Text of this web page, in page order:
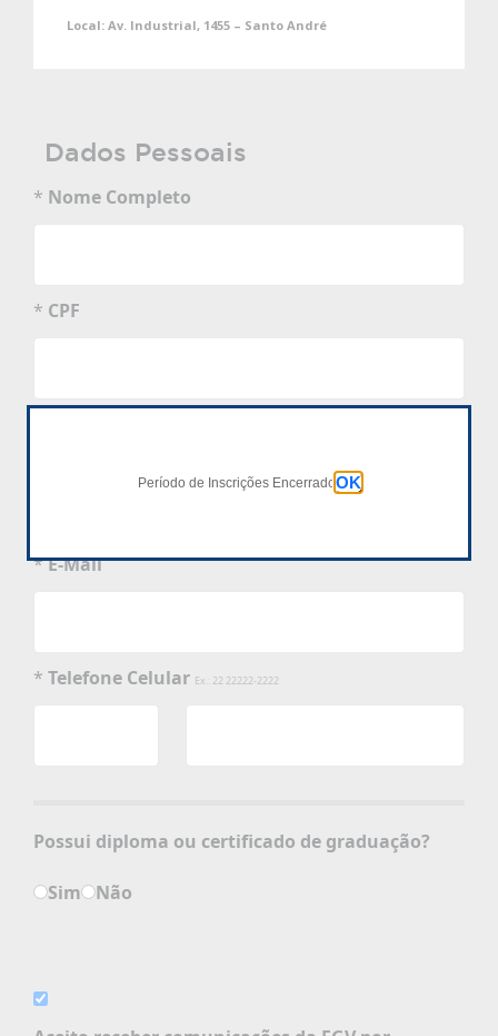
Local: Av. Industrial, 1455 – Santo André
Dados Pessoais
* Nome Completo
* CPF
*E-Mail
* Telefone Celular Ex.: 22 22222-2222
Possui diploma ou certificado de graduação?
Sim Não
Período de Inscrições Encerrado OK